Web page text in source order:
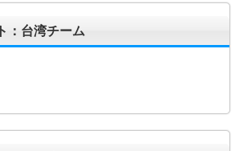
：台湾チーム